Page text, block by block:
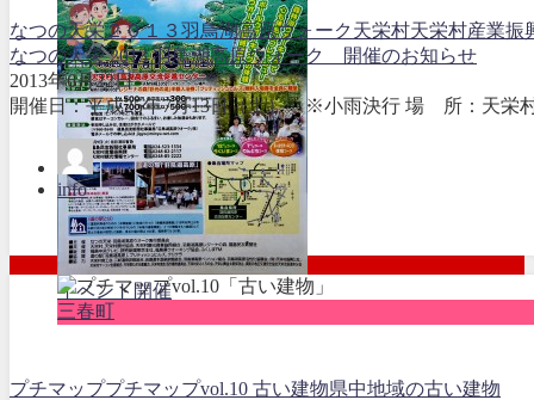
イベント開催
なつの天栄２０１３羽鳥湖高原ウォーク 天栄村天栄村産業振
なつの天栄 2013 羽鳥湖高原ウォーク 開催のお知らせ
2013年6月22日
開催日：平成25年7月13日（土） ※小雨決行 場 所：天栄
info
三春町
プチマッププチマップvol.10 古い建物県中地域の古い建物